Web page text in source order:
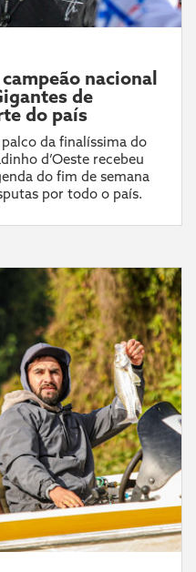
nacional
de
do país
da finalíssima do
d’Oeste recebeu
do fim de semana
por todo o país.